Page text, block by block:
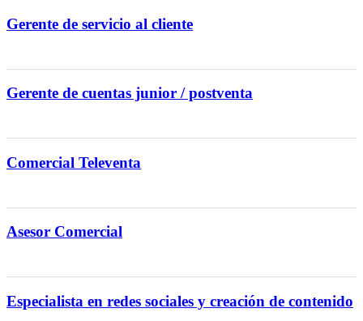
Gerente de servicio al cliente
Gerente de cuentas junior / postventa
Comercial Televenta
Asesor Comercial
Especialista en redes sociales y creación de contenido